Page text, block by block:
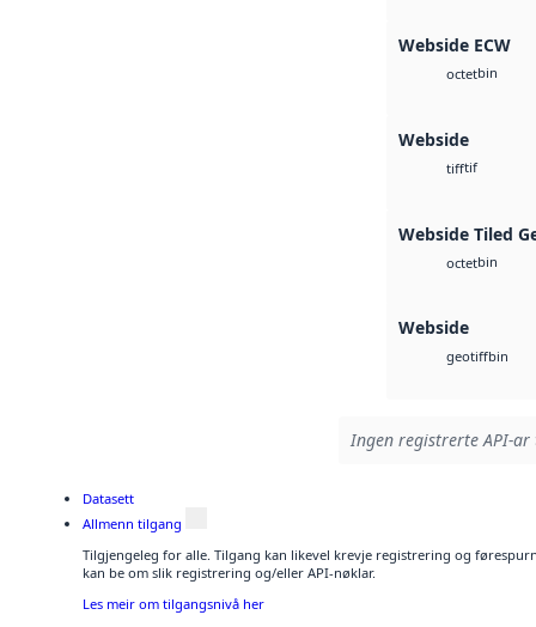
Webside ECW
octetbin
Webside
tifftif
Webside Tiled
octetbin
Webside
geotiffbin
Ingen registrerte API-
Datasett
Allmenn tilgang
Tilgjengeleg for alle. Tilgang kan likevel krevje registrering og
kan be om slik registrering og/eller API-nøklar.
Les meir om tilgangsnivå her